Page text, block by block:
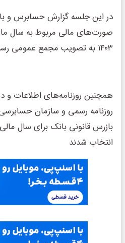
در این جلسه گزارش حسابرس و
۱۴۰۳ به تصویب مجمع عمومی رسید.
همچنین روزنامه‌های اطلاعات و
روزنامه رسمی و سازمان
انتخاب شدند